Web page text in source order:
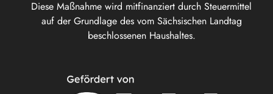
Diese Maßnahme wird mitfinanziert durch Steuermittel
auf der Grundlage des vom Sächsischen Landtag
beschlossenen Haushaltes.